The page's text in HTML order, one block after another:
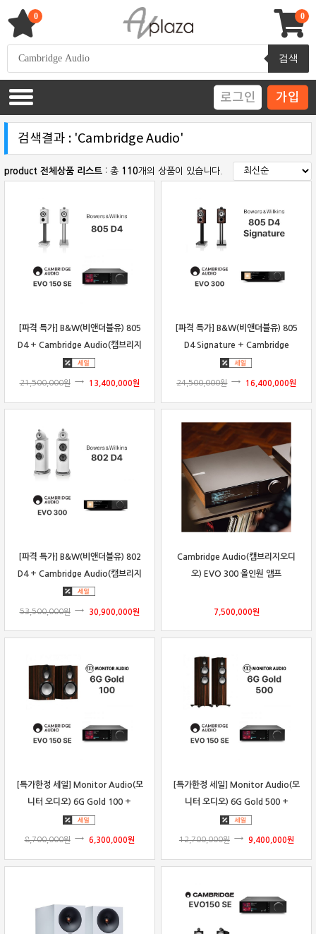
content
AV 플라자
하이파이 / 홈씨어터 전문 쇼핑몰
Products
search
검색
0
0
로그인 가입
보상판매 가격흥정 온라인 상담
검색결과 : 'Cambridge Audio'
product 전체상품 리스트: 총 110개의 상품이 있습니다.
[파격 특가] B&W(비앤더블유) 805
D4 + Cambridge Audio(캠브리지
오디오) EVO 150 SE 패키지
21,500,000원 13,400,000원
[파격 특가] B&W(비앤더블유) 805
D4 Signature + Cambridge
Audio(캠브리지 오디오) EVO 300
패키지
24,500,000원 16,400,000원
[파격 특가] B&W(비앤더블유) 802
D4 + Cambridge Audio(캠브리지
오디오) EVO 300 패키지
53,500,000원 30,900,000원
Cambridge Audio(캠브리지오디
오) EVO 300 올인원 앰프
7,500,000원
[특가한정 세일] Monitor Audio(모
니터 오디오) 6G Gold 100 +
Cambridge Audio(캠브리지 오디
오) EVO 150 SE 패키지
8,700,000원 6,300,000원
[특가한정 세일] Monitor Audio(모
니터 오디오) 6G Gold 500 +
Cambridge Audio(캠브리지 오디
오) EVO 150 SE 패키지
12,700,000원 9,400,000원